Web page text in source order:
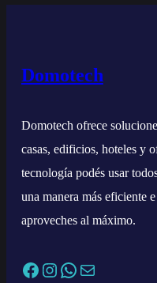
Domotech
Domotech ofrece
casas, edificios, hoteles y
tecnología podés usar
una manera más eficiente
aproveches al máximo.
Facebook Instagram WhatsApp Correo electrónico